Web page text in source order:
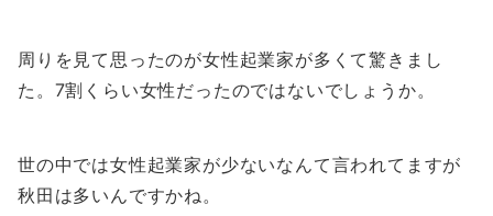
周りを見て思ったのが女性起業家が多くて驚きまし
た。7割くらい女性だったのではないでしょうか。
世の中では女性起業家が少ないなんて言われてますが
秋田は多いんですかね。